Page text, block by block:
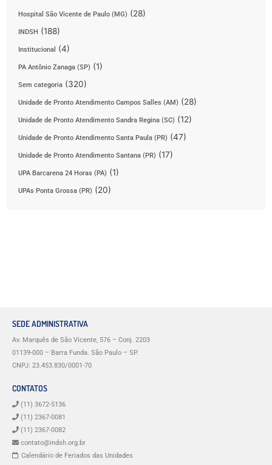
Hospital São Vicente de Paulo (MG) (28)
INDSH (188)
Institucional (4)
PA Antônio Zanaga (SP) (1)
Sem categoria (320)
Unidade de Pronto Atendimento Campos Salles (AM) (28)
Unidade de Pronto Atendimento Sandra Regina (SC) (12)
Unidade de Pronto Atendimento Santa Paula (PR) (47)
Unidade de Pronto Atendimento Santana (PR) (17)
UPA Barcarena 24 Horas (PA) (1)
UPAs Ponta Grossa (PR) (20)
SEDE ADMINISTRATIVA
Av. Marquês de São Vicente, 576 – Conj. 2203
01139-000 – Barra Funda. São Paulo – SP.
CNPJ: 23.453.830/0001-70
CONTATOS
(11) 3672-5136
(11) 2367-0081
(11) 2367-0082
contato@indsh.org.br
Calendário de Feriados das Unidades